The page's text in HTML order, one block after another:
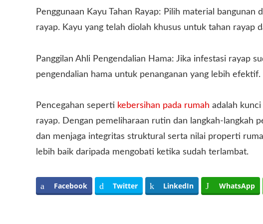
Penggunaan Kayu Tahan Rayap: Pilih material
rayap. Kayu yang telah diolah khusus untuk tahan rayap
Panggilan Ahli Pengendalian Hama: Jika infestasi rayap
pengendalian hama untuk penanganan yang lebih efektif.
Pencegahan seperti kebersihan pada rumah adalah
rayap. Dengan pemeliharaan rutin dan langkah-langkah
dan menjaga integritas struktural serta nilai properti
lebih baik daripada mengobati ketika sudah terlambat.
Facebook Twitter LinkedIn WhatsApp